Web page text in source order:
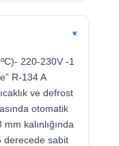
+
220-230V -1
R-134 A
ve defrost
otomatik
kalınlığında
derecede sabit